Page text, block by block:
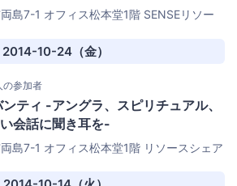
島7-1 オフィス松本堂1階 SENSEリソー
2014-10-24（金）
の参加者
ティ -アングラ、スピリチュアル、
会話に聞き耳を-
島7-1 オフィス松本堂1階 リソースシェア